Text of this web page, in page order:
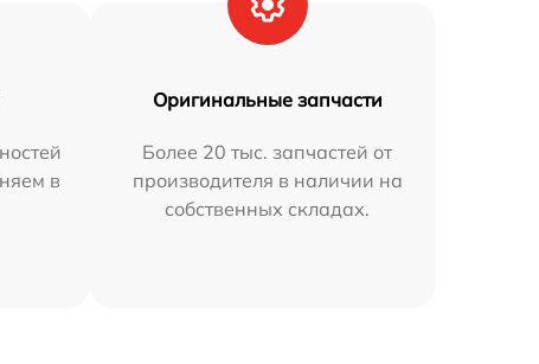
в
Оригинальные запчасти
Более 20 тыс. запчастей от
производителя в наличии на
собственных складах.